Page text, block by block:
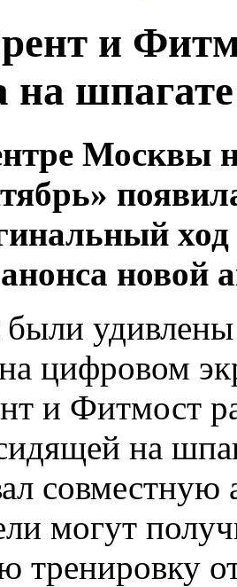
и
на
Москвы
новой
цифровом
и Фитмост
на
могут
тренировку